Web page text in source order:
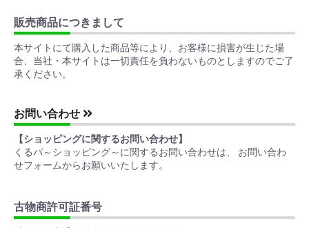
販売商品につきまして
本サイトにて購入した商品等により、お客様に損害が生じた場
合、当社・本サイトは一切責任を負わないものとしますのでご了
承ください。
お問い合わせ
【ショッピングに関するお問い合わせ】
くるパ～ショッピング～に関するお問い合わせは、 お問い合わ
せフォームからお願いいたします。
古物商許可証番号